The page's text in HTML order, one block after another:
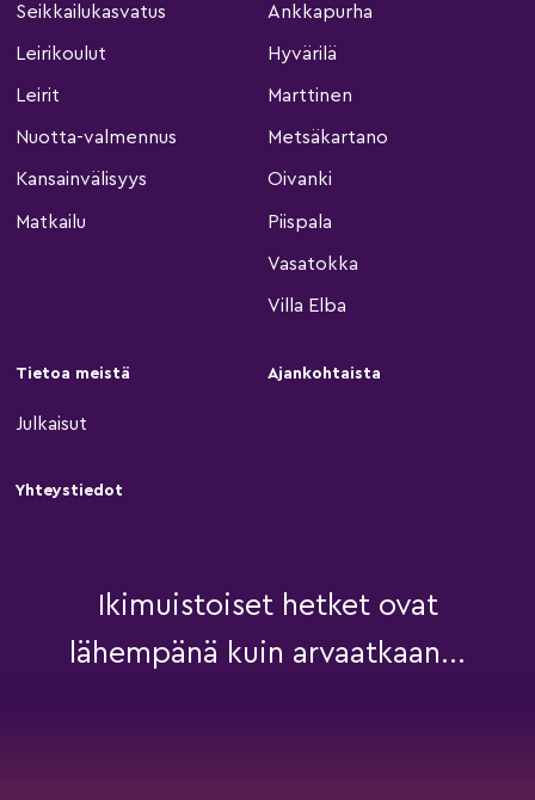
Seikkailukasvatus
Leirikoulut
Leirit
Nuotta-valmennus
Kansainvälisyys
Matkailu
Ankkapurha
Hyvärilä
Marttinen
Metsäkartano
Oivanki
Piispala
Vasatokka
Villa Elba
Tietoa meistä
Julkaisut
Ajankohtaista
Yhteystiedot
Ikimuistoiset hetket ovat
lähempänä kuin arvaatkaan...